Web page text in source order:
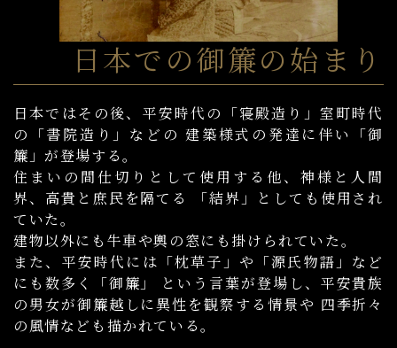
日本での御簾の始まり
日本ではその後、平安時代の「寝殿造り」室町時代
の「書院造り」などの 建築様式の発達に伴い「御
簾」が登場する。
住まいの間仕切りとして使用する他、神様と人間
界、高貴と庶⺠を隔てる 「結界」としても使用され
ていた。
建物以外にも牛車や輿の窓にも掛けられていた。
また、平安時代には「枕草子」や「源氏物語」など
にも数多く「御簾」 という言葉が登場し、平安貴族
の男女が御簾越しに異性を観察する情景や 四季折々
の風情なども描かれている。